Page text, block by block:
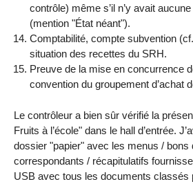
contrôle) même s’il n’y avait
(mention "État néant").
Comptabilité, compte subvention
situation des recettes du SRH.
Preuve de la mise en concurrence
convention du groupement d’achat
Le contrôleur a bien sûr vérifié la
Fruits à l’école" dans le hall d’entrée.
dossier "papier" avec les menus / bons
correspondants / récapitulatifs
USB avec tous les documents classés